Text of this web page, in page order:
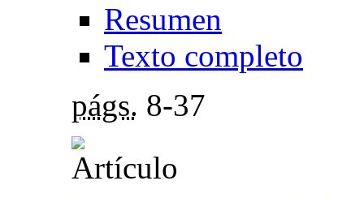
Resumen
Texto completo
págs. 8-37